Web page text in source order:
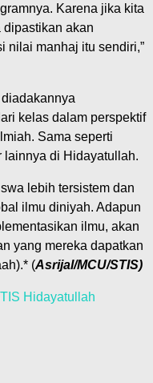
Karena jika kita
akan
nilai manhaj itu sendiri,”
kelas dalam perspektif
Sama seperti
lainnya di Hidayatullah.
lebih tersistem dan
ilmu diniyah. Adapun
ilmu, akan
yang mereka dapatkan
(Asrijal/MCU/STIS)
Hidayatullah